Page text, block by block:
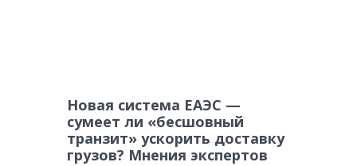
Новая система ЕАЭС —
сумеет ли «бесшовный
транзит» ускорить доставку
грузов? Мнения экспертов